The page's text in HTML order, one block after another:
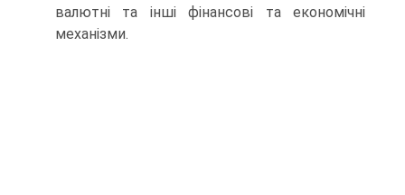
валютні та інші фінансові та економічні
механізми.